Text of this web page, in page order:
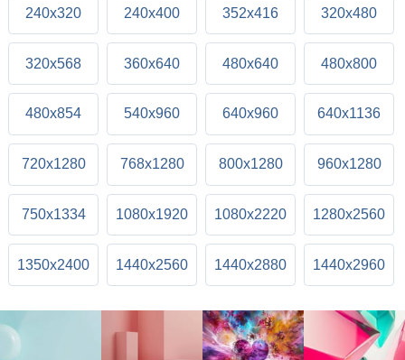
240x320 240x400 352x416 320x480
320x568 360x640 480x640 480x800
480x854 540x960 640x960 640x1136
720x1280 768x1280 800x1280 960x1280
750x1334 1080x1920 1080x2220 1280x2560
1350x2400 1440x2560 1440x2880 1440x2960